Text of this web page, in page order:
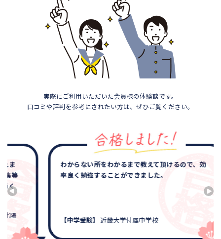
実際にご利用いただいた会員様の体験談です。
口コミや評判を参考にされたい方は、ぜひご覧ください。
わからない所をわかるまで教えて頂けるので、効
率良く勉強することができました。
【中学受験】近畿大学付属中学校